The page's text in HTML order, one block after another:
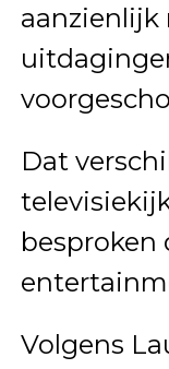
aanzienlijk
Dat
besproken
Volgens